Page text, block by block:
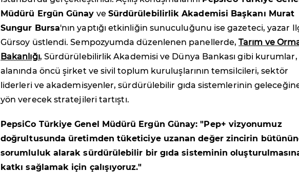
Müdürü Ergün Günay ve Sürdürülebilirlik Akademisi Başkanı Murat
Sungur Bursa'nın yaptığı etkinliğin sunuculuğunu ise gazeteci, yazar
Gürsoy üstlendi. Sempozyumda düzenlenen panellerde,Tarım ve
Bakanlığı, Sürdürülebilirlik Akademisi ve Dünya Bankası gibi kurumlar,
alanında öncü şirket ve sivil toplum kuruluşlarının temsilcileri, sektör
liderleri ve akademisyenler, sürdürülebilir gıda sistemlerinin
yön verecek stratejileri tartıştı.
PepsiCo Türkiye Genel Müdürü Ergün Günay: "Pep+ vizyonumuz
doğrultusunda üretimden tüketiciye uzanan değer zincirin
sorumluluk alarak sürdürülebilir bir gıda sisteminin
katkı sağlamak için çalışıyoruz."